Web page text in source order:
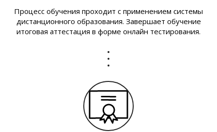
Процесс обучения проходит с применением системы
дистанционного образования. Завершает обучение
итоговая аттестация в форме онлайн тестирования.